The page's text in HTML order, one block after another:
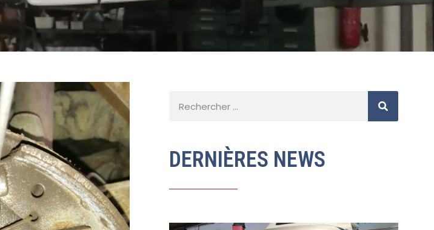
DERNIÈRES NEWS